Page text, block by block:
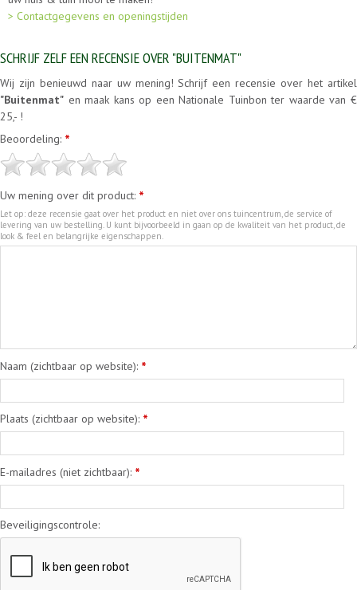
> Contactgegevens en openingstijden
SCHRIJF ZELF EEN RECENSIE OVER "BUITENMAT"
Wij zijn benieuwd naar uw mening! Schrijf een recensie over het artikel
"Buitenmat" en maak kans op een Nationale Tuinbon ter waarde van €
25,- !
Beoordeling: *
Uw mening over dit product: *
Let op: deze recensie gaat over het product en niet over ons tuincentrum, de service of
levering van uw bestelling. U kunt bijvoorbeeld in gaan op de kwaliteit van het product, de
look & feel en belangrijke eigenschappen.
Naam (zichtbaar op website): *
Plaats (zichtbaar op website): *
E-mailadres (niet zichtbaar): *
Beveiligingscontrole: